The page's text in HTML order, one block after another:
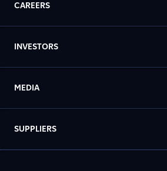
CAREERS
INVESTORS
MEDIA
SUPPLIERS